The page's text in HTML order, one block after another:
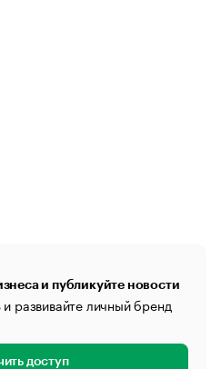
и публикуйте новости
развивайте личный бренд
доступ